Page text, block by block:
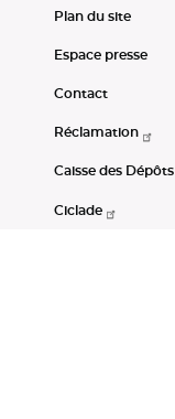
Plan du site
Espace presse
Contact
Réclamation
Caisse des Dépôts
Ciclade